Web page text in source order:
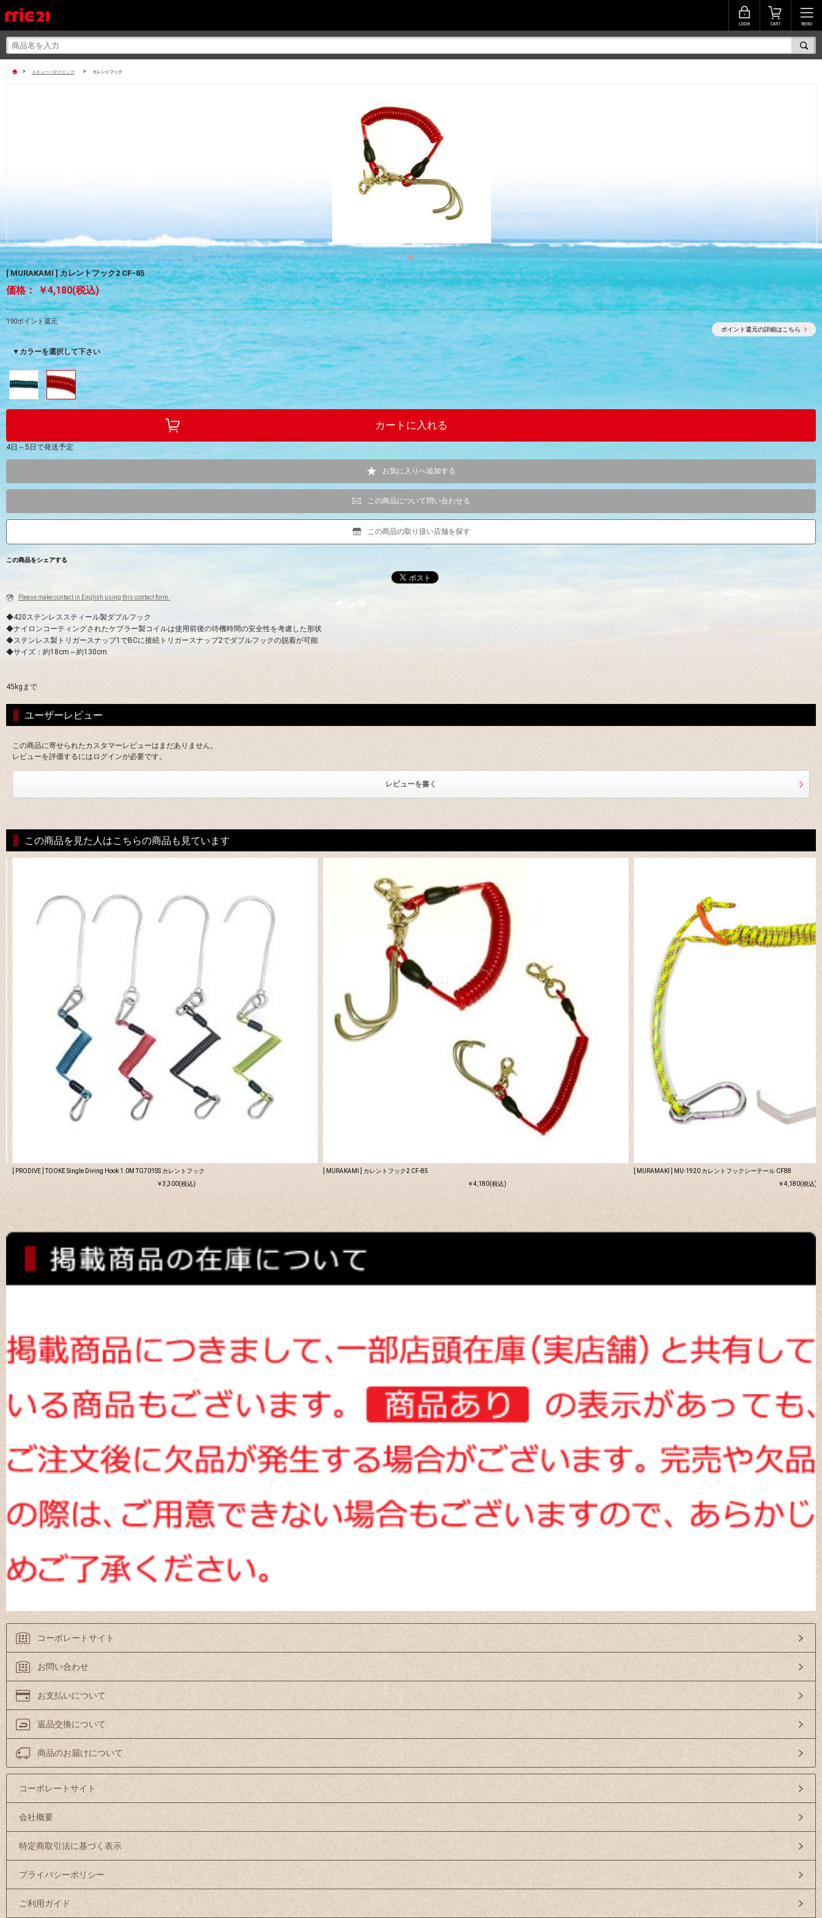
> スキューバダイビング > カレントフック
[ MURAKAMI ] カレントフック2 CF-85
価格： ￥4,180(税込)
190ポイント還元
ポイント還元の詳細はこちら
▼カラーを選択して下さい
4日～5日で発送予定
お気に入りへ追加する
この商品について問い合わせる
この商品の取り扱い店舗を探す
この商品をシェアする
Please make contact in English using this contact form.
◆420ステンレススティール製ダブルフック
◆ナイロンコーティングされたケブラー製コイルは使用前後の待機時間の安全性を考慮した形状
◆ステンレス製トリガースナップ1でBCに接続トリガースナップ2でダブルフックの脱着が可能
◆サイズ：約18cm～約130cm
45kgまで
ユーザーレビュー
この商品に寄せられたカスタマーレビューはまだありません。
レビューを評価するにはログインが必要です。
レビューを書く
この商品を見た人はこちらの商品も見ています
[ PRODIVE ] TOOKE Single Diving Hook 1.0M TG701SS カレントフック
￥3,300(税込)
[ MURAKAMI ] カレントフック2 CF-85
￥4,180(税込)
[ MURAMAKI ] MU-1920 カレントフックシーテール CF88
￥4,180(税込)
コーポレートサイト
お問い合わせ
お支払いについて
返品交換について
商品のお届けについて
コーポレートサイト
会社概要
特定商取引法に基づく表示
プライバシーポリシー
ご利用ガイド